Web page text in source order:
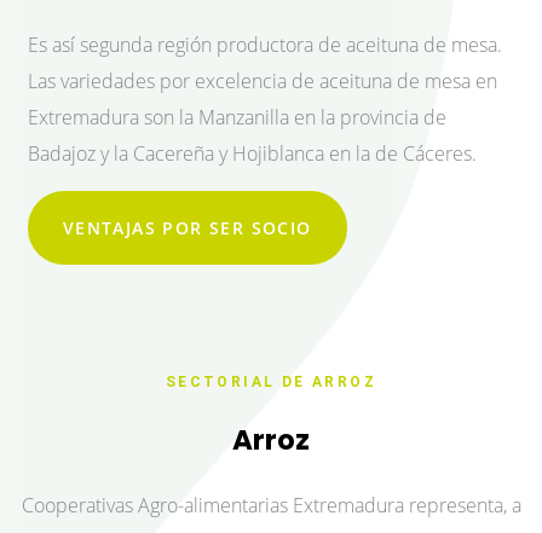
Es así segunda región productora de aceituna de mesa.
Las variedades por excelencia de aceituna de mesa en
Extremadura son la Manzanilla en la provincia de
Badajoz y la Cacereña y Hojiblanca en la de Cáceres.
VENTAJAS POR SER SOCIO
SECTORIAL DE ARROZ
Arroz
Cooperativas Agro-alimentarias Extremadura representa, a